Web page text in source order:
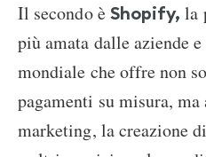
Il secondo è Shopify, la
più amata dalle aziende
mondiale che offre non
pagamenti su misura,
marketing, la creazione